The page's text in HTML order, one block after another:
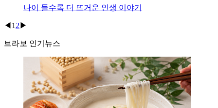
나이 들수록 더 뜨거운 인생 이야기
◀ 12▶
브라보 인기뉴스